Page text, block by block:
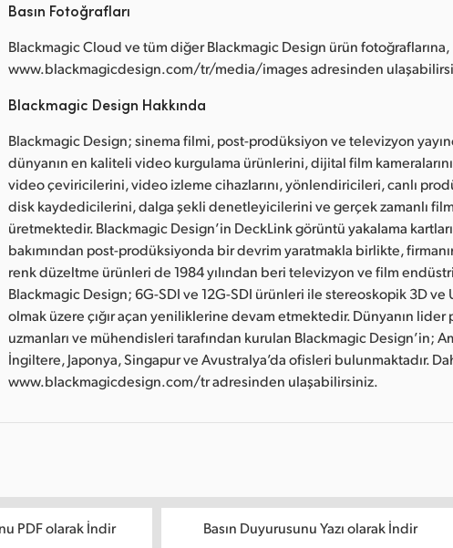
Basın Fotoğrafları
Blackmagic Cloud ve tüm diğer Blackmagic Design ürün fotoğraflarına,
www.blackmagicdesign.com/tr/media/images adresinden
Blackmagic Design Hakkında
Blackmagic Design; sinema filmi, post-prodüksiyon ve televizyon
dünyanın en kaliteli video kurgulama ürünlerini, dijital film
video çeviricilerini, video izleme cihazlarını, yönlendiricileri, canlı
disk kaydedicilerini, dalga şekli denetleyicilerini ve gerçek zamanlı film
üretmektedir. Blackmagic Design’in DeckLink görüntü yakalama
bakımından post-prodüksiyonda bir devrim yaratmakla birlikte,
renk düzeltme ürünleri de 1984 yılından beri televizyon ve film
Blackmagic Design; 6G-SDI ve 12G-SDI ürünleri ile stereoskopik 3D ve
olmak üzere çığır açan yeniliklerine devam etmektedir. Dünyanın
uzmanları ve mühendisleri tarafından kurulan Blackmagic Design’in;
İngiltere, Japonya, Singapur ve Avustralya’da ofisleri bulunmaktadır.
www.blackmagicdesign.com/tr adresinden ulaşabilirsiniz.
PDF olarak İndir Basın Duyurusunu Yazı olarak İndir